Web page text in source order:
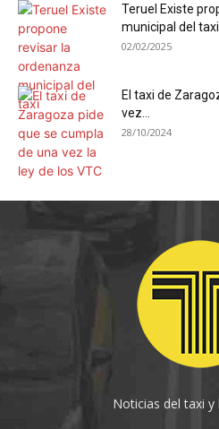
Teruel Existe
municipal del taxi
02/02/2025
El taxi de
vez...
28/10/2024
Noticias del taxi y